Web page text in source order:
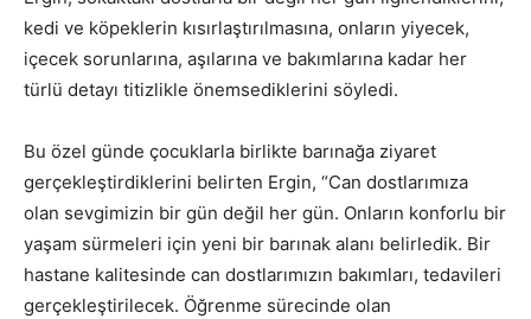
kedi ve köpeklerin kısırlaştırılmasına, onların yiyecek,
içecek sorunlarına, aşılarına ve bakımlarına kadar her
türlü detayı titizlikle önemsediklerini söyledi.
Bu özel günde çocuklarla birlikte barınağa ziyaret
gerçekleştirdiklerini belirten Ergin, “Can dostlarımıza
olan sevgimizin bir gün değil her gün. Onların konforlu bir
yaşam sürmeleri için yeni bir barınak alanı belirledik. Bir
hastane kalitesinde can dostlarımızın bakımları, tedavileri
gerçekleştirilecek. Öğrenme sürecinde olan